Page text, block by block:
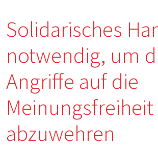
Solidarisches
notwendig, um
Angriffe auf die
Meinungsfreiheit
abzuwehren